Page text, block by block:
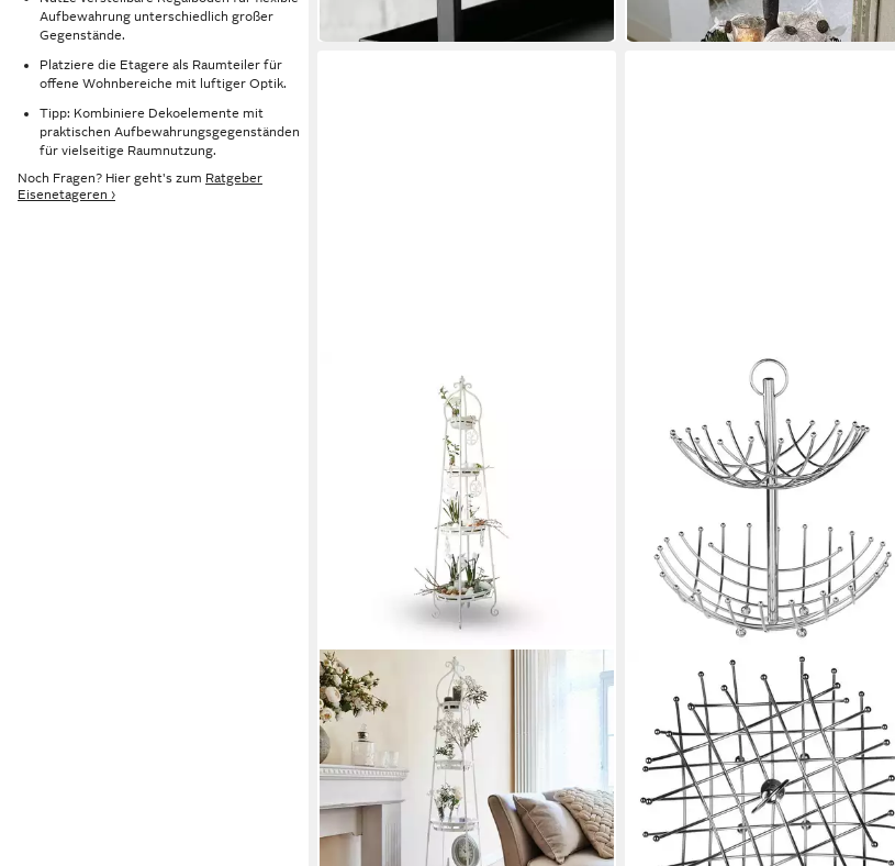
Aufbewahrung unterschiedlich großer
Gegenstände.
Platziere die Etagere als Raumteiler für
offene Wohnbereiche mit luftiger Optik.
Tipp: Kombiniere Dekoelemente mit
praktischen Aufbewahrungsgegenständen
für vielseitige Raumnutzung.
Noch Fragen? Hier geht's zum Ratgeber
Eisenetageren ›
in 3-4 Werktagen bei dir
in 5-6 Werktagen bei dir